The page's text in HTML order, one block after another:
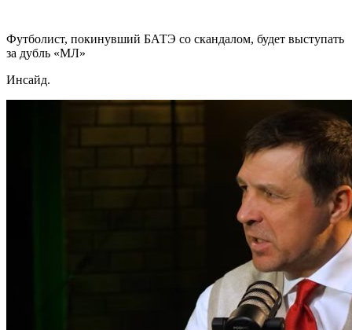
Футболист, покинувший БАТЭ со скандалом, будет выступать
за дубль «МЛ»
Инсайд.